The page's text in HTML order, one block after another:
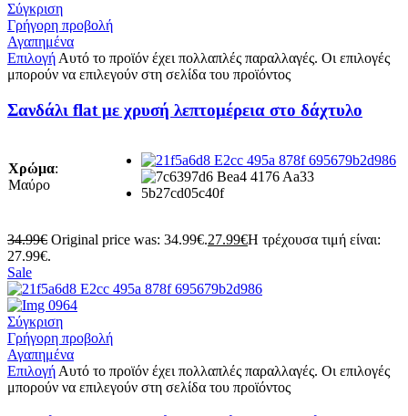
Σύγκριση
Γρήγορη προβολή
Αγαπημένα
Επιλογή Αυτό το προϊόν έχει πολλαπλές παραλλαγές. Οι επιλογές
μπορούν να επιλεγούν στη σελίδα του προϊόντος
Σανδάλι flat με χρυσή λεπτομέρεια στο δάχτυλο
Χρώμα:
Μαύρο
34.99€ Original price was: 34.99€.27.99€Η τρέχουσα τιμή είναι:
27.99€.
Sale
Σύγκριση
Γρήγορη προβολή
Αγαπημένα
ΕπιλογήΑυτό το προϊόν έχει πολλαπλές παραλλαγές. Οι επιλογές
μπορούν να επιλεγούν στη σελίδα του προϊόντος